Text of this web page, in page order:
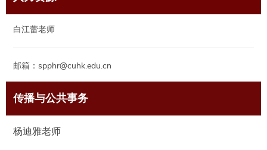
白江蕾老师
邮箱：spphr@cuhk.edu.cn
传播与公共事务
杨迪雅老师